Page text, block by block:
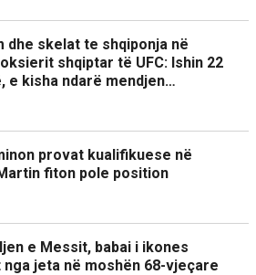
dhe skelat te shqiponja në
shqiptar të UFC: Ishin 22
e kisha ndarë mendjen…
provat kualifikuese në
fiton pole position
e Messit, babai i ikones
jeta në moshën 68-vjeçare